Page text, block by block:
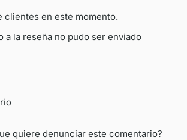
clientes en este momento.
a la reseña no pudo ser enviado
quiere denunciar este comentario?